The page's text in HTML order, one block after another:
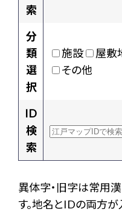
索
分
類
選
択
施設 屋敷
その他
ID
検
索
異体字・旧字は常用
す。地名とIDの両方